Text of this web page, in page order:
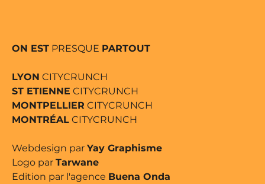
ON EST PRESQUE PARTOUT
LYON CITYCRUNCH
ST ETIENNE CITYCRUNCH
MONTPELLIER CITYCRUNCH
MONTRÉAL CITYCRUNCH
Webdesign par Yay Graphisme
Logo par Tarwane
Edition par l'agence Buena Onda